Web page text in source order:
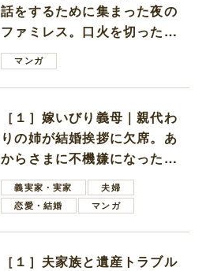
話をするために集まった夜の
ファミレス。口火を切ったの
は電車好きの男の子ママ
マンガ
［１］嫁いびり義母｜親代わ
りの姉が結婚挨拶に欠席。あ
からさまに不機嫌になった義
母義実家・実家
夫婦
恋愛・結婚
マンガ
［１］夫家族と遺産トラブル